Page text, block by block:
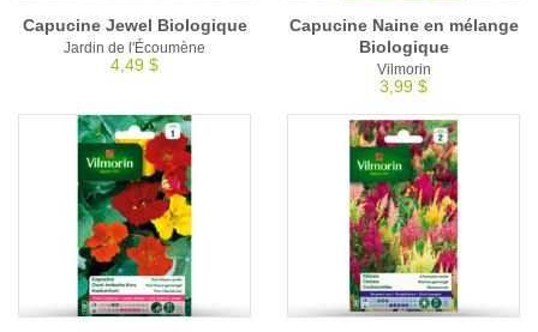
Capucine Jewel Biologique
Jardin de l'Écoumène
4,49 $
Capucine Naine en mélange
Biologique
Vilmorin
3,99 $